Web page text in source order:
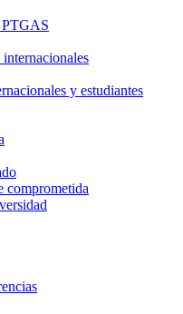
internacionales
y estudiantes
comprometida